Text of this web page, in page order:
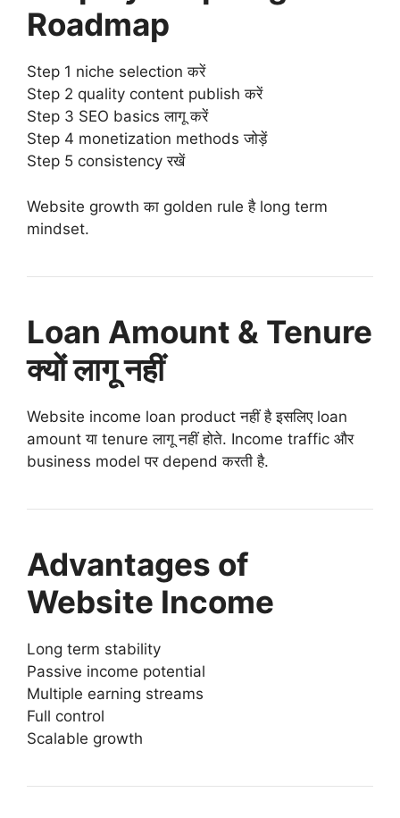
Roadmap
Step 1 niche selection करें
Step 2 quality content publish करें
Step 3 SEO basics लागू करें
Step 4 monetization methods जोड़ें
Step 5 consistency रखें
Website growth का golden rule है long term
mindset.
Loan Amount & Tenure
क्यों लागू नहीं
Website income loan product नहीं है इसलिए loan
amount या tenure लागू नहीं होते. Income traffic और
business model पर depend करती है.
Advantages of
Website Income
Long term stability
Passive income potential
Multiple earning streams
Full control
Scalable growth